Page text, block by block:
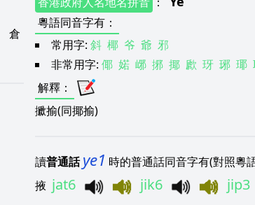
倉
粵語同音字有：
常用字: 斜 椰 爷 爺 邪
非常用字: 倻 婼 峫 捓 揶 歋 玡 琊 瑘
解釋：
擨揄(同揶揄)
讀普通話 ye1 時的普通話同音字有(對照粵
掖 jat6 jik6 jip3